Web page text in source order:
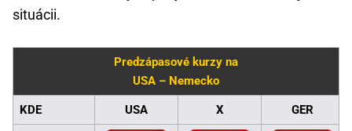
situácii.
Predzápasové kurzy na
USA – Nemecko
KDE USA X GER